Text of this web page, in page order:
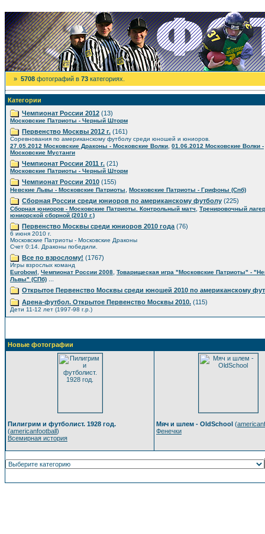
» 5708 фотографий в 73 категориях.
Категории
Чемпионат России 2012 (13)
Московские Патриоты - Черный Шторм
Первенство Москвы 2012 г. (161)
Соревнования по американскому футболу среди юношей и юниоров.
27.05.2012 Московские Драконы - Московские Волки 01.06.2012 Московские Волки -
Московские Мустанги
Чемпионат России 2011 г. (21)
Московские Патриоты - Черный Шторм
Чемпионат России 2010 (155)
Невские Львы - Московские Патриоты Московские Патриоты - Грифоны (Спб)
Сборная России среди юниоров по американскому футболу (225)
Сборная юниоров - Московские Патриоты. Контрольный матч Тренировочный
юниорской сборной (2010 г.)
Первенство Москвы среди юниоров 2010 года (76)
6 июня 2010 г.
Московские Патриоты - Московские Драконы
Счет 0:14. Драконы победили.
Все по взрослому! (1767)
Игры взрослых команд
Eurobowl
Чемпионат России 2008 Товарищеская игра "Московские Патриоты" -
Львы" (СПб)
Открытое Первенство Москвы среди юношей 2010 по американскому
Арена-футбол. Открытое Первенство Москвы 2010. (115)
Дети 11-12 лет (1997-98 г.р.)
Новые фотографии
Пилигрим и футболист. 1928 год.
(americanfootball)
Всемирная история
Мяч и шлем - OldSchool (
Фенечки